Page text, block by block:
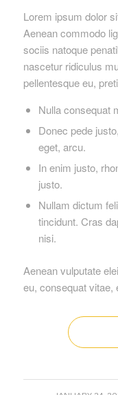
Lorem ipsum dolor
Aenean commodo
sociis natoque
nascetur ridiculus
pellentesque eu,
Nulla consequat
Donec pede
eget, arcu.
In enim justo,
justo.
Nullam dictum
tincidunt. Cras
nisi.
Aenean vulputate
eu, consequat vitae,